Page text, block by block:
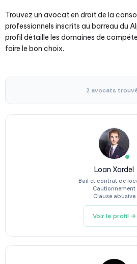
Trouvez un avocat en droit de la
professionnels inscrits au barreau du
profil détaille les domaines de
faire le bon choix.
2 avocats
Loan Xardel
Bail et contrat de
Cautionnement
Clause abusive
Voir le profil →